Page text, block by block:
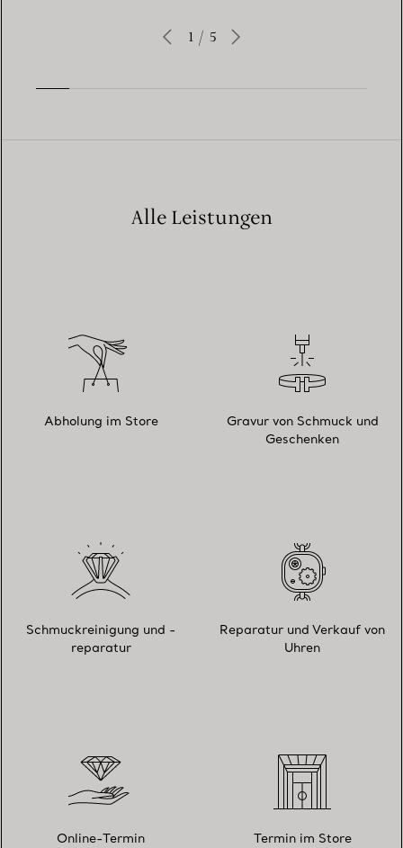
1 / 5
Alle Leistungen
Abholung im Store
Gravur von Schmuck und
Geschenken
Schmuckreinigung und -
reparatur
Reparatur und Verkauf von
Uhren
Online-Termin Termin im Store